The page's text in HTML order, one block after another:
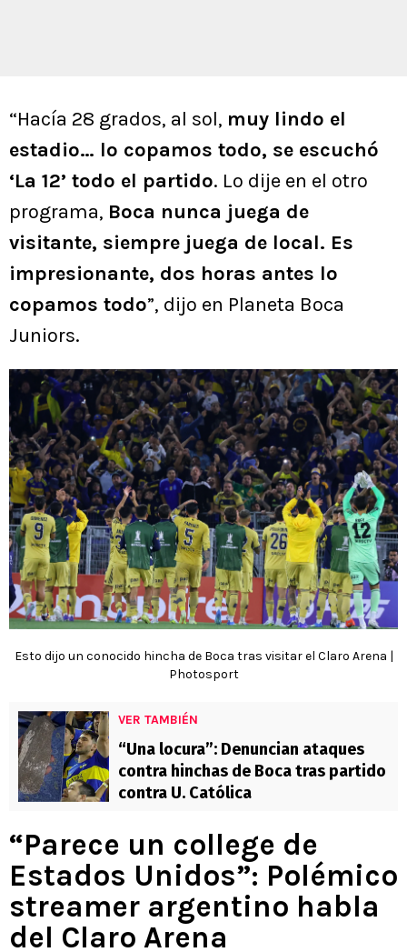
“Hacía 28 grados, al sol, muy lindo el
estadio… lo copamos todo, se escuchó
‘La 12’ todo el partido. Lo dije en el otro
programa, Boca nunca juega de
visitante, siempre juega de local. Es
impresionante, dos horas antes lo
copamos todo”, dijo en Planeta Boca
Juniors.
Esto dijo un conocido hincha de Boca tras visitar el Claro Arena |
Photosport
VER TAMBIÉN
“Una locura”: Denuncian ataques
contra hinchas de Boca tras partido
contra U. Católica
“Parece un college de
Estados Unidos”: Polémico
streamer argentino habla
del Claro Arena